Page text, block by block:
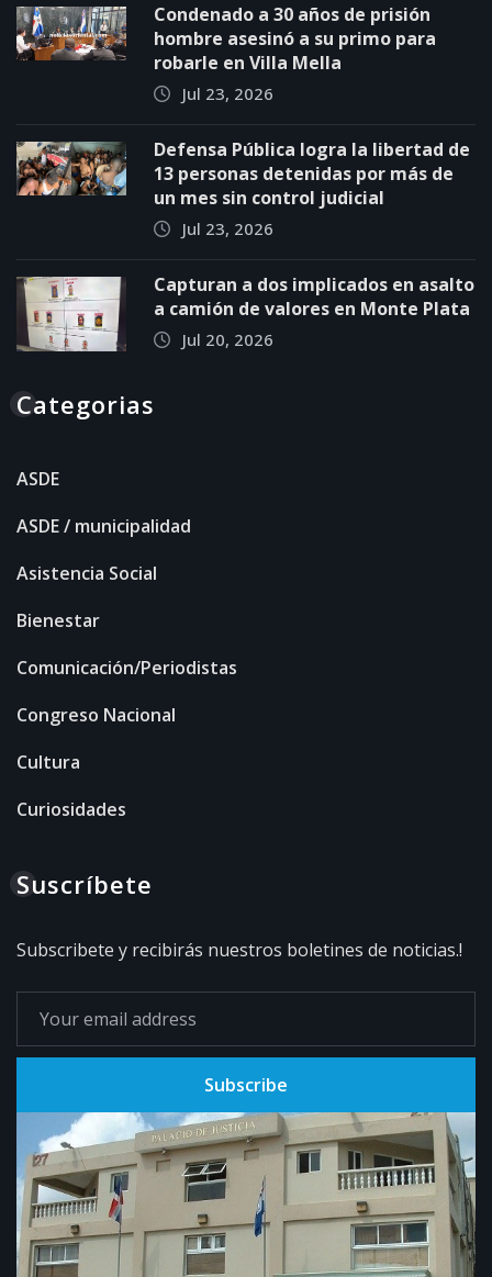
Condenado a 30 años de prisión
hombre asesinó a su primo para
robarle en Villa Mella
Jul 23, 2026
Defensa Pública logra la libertad de
13 personas detenidas por más de
un mes sin control judicial
Jul 23, 2026
Capturan a dos implicados en asalto
a camión de valores en Monte Plata
Jul 20, 2026
Categorias
ASDE
ASDE / municipalidad
Asistencia Social
Bienestar
Comunicación/Periodistas
Congreso Nacional
Cultura
Curiosidades
Suscríbete
Subscribete y recibirás nuestros boletines de noticias.!
Subscribe